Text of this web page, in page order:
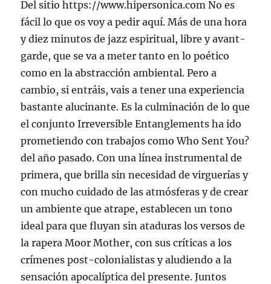
Del sitio https://www.hipersonica.com No es
fácil lo que os voy a pedir aquí. Más de una hora
y diez minutos de jazz espiritual, libre y avant-
garde, que se va a meter tanto en lo poético
como en la abstracción ambiental. Pero a
cambio, si entráis, vais a tener una experiencia
bastante alucinante. Es la culminación de lo que
el conjunto Irreversible Entanglements ha ido
prometiendo con trabajos como Who Sent You?
del año pasado. Con una línea instrumental de
primera, que brilla sin necesidad de virguerías y
con mucho cuidado de las atmósferas y de crear
un ambiente que atrape, establecen un tono
ideal para que fluyan sin ataduras los versos de
la rapera Moor Mother, con sus críticas a los
crímenes post-colonialistas y aludiendo a la
sensación apocalíptica del presente. Juntos